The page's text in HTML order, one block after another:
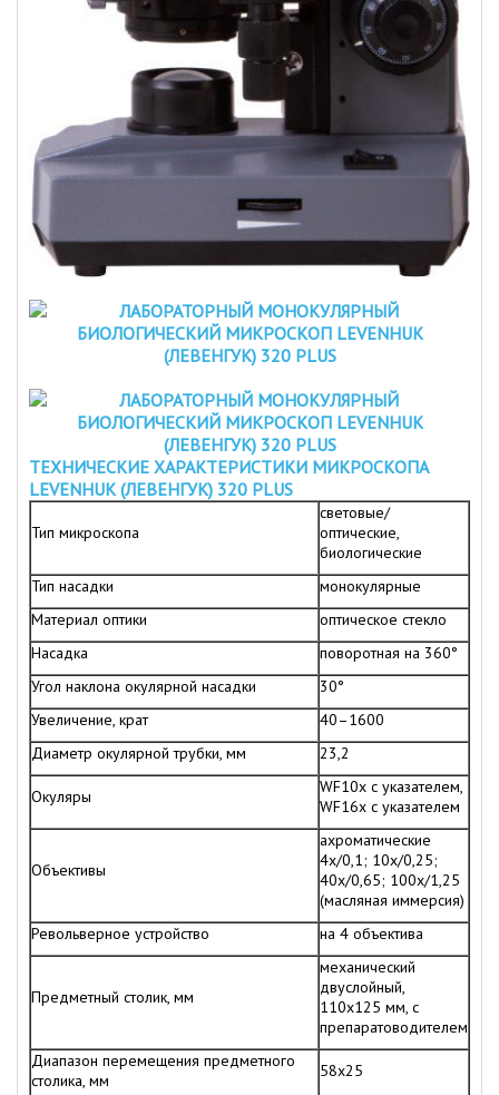
ТЕХНИЧЕСКИЕ ХАРАКТЕРИСТИКИ МИКРОСКОПА
LEVENHUK (ЛЕВЕНГУК) 320 PLUS
Тип микроскопа
световые/
оптические,
биологические
Тип насадки
монокулярные
Материал оптики
оптическое стекло
Насадка
поворотная на 360°
Угол наклона окулярной насадки
30°
Увеличение, крат
40–1600
Диаметр окулярной трубки, мм
23,2
Окуляры
WF10x с указателем,
WF16x с указателем
Объективы
ахроматические
4х/0,1; 10х/0,25;
40х/0,65; 100х/1,25
(масляная иммерсия)
Револьверное устройство
на 4 объектива
Предметный столик, мм
механический
двуслойный,
110х125 мм, с
препаратоводителем
Диапазон перемещения предметного
столика, мм
58x25